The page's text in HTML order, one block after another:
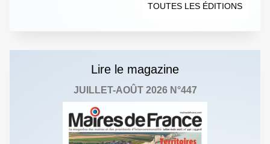
TOUTES LES ÉDITIONS
Lire le magazine
JUILLET-AOÛT 2026 N°447